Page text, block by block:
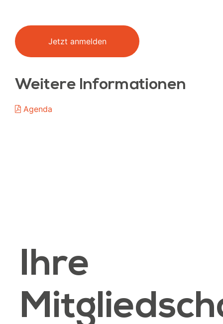
Jetzt anmelden
Weitere Informationen
Agenda
Ihre